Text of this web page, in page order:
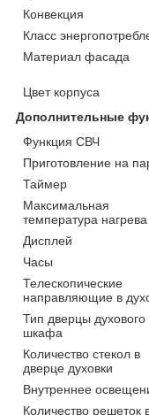
Конвекция
Класс
Материал фасада
Цвет корпуса
Дополнительные
Функция СВЧ
Приготовление на
Таймер
Максимальная
температура нагрева
Дисплей
Часы
Телескопические
направляющие в
Тип дверцы духового
шкафа
Количество стекол в
дверце духовки
Внутреннее
Количество решеток